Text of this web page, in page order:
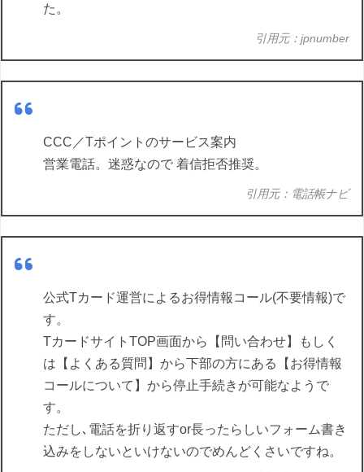
た。
引用元：jpnumber
CCC／Tポイントのサービス案内
営業電話。迷惑なので 着信拒否推奨。
引用元：電話帳ナビ
公式Tカード運営によるお得情報コール(不要情報)で
す。
TカードサイトTOP画面から【問い合わせ】もしく
は【よくある質問】から下部の方にある【お得情報
コールについて】から停止手続きが可能なようで
す。
ただし､電話を折り返すor長ったらしいフォーム書き
込みをしないといけないのでめんどくさいですね。